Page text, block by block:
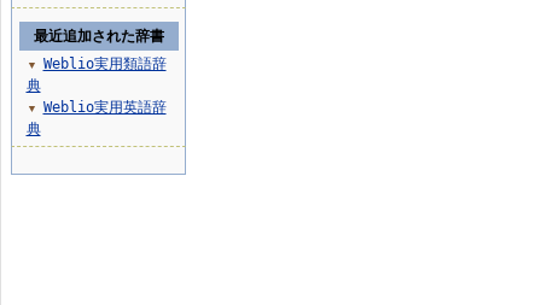
最近追加された辞書
▼
Weblio実用類語辞
典
▼
Weblio実用英語辞
典